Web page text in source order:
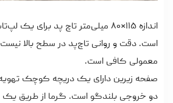
است. دقت و روانی تاچ‌پد در سطح بالا نیست،
معمولی کافی است.
صفحه زیرین دارای یک دریچه کوچک
دو خروجی بلندگو است. گرما از طریق